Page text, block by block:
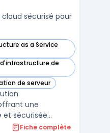
intègre des outils
sécurisé pour
as a Service
catégorie
de
catégorie
de serveur
catégorie
une
sécurisée
entreprises. Grâce
Fiche complète